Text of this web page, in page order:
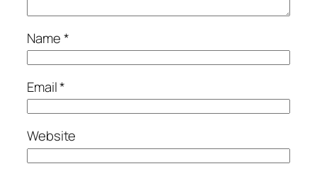
Name*
Email*
Website